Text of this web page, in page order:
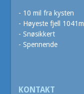
- 10 mil fra kysten
- Høyeste fjell 1041m
- Snøsikkert
- Spennende
KONTAKT